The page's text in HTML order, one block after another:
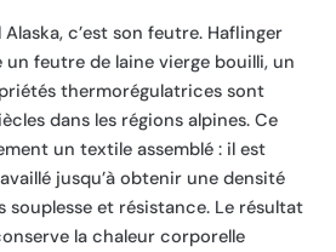
c’est son feutre. Haflinger
feutre de laine vierge bouilli, un
thermorégulatrices sont
dans les régions alpines. Ce
un textile assemblé : il est
jusqu’à obtenir une densité
souplesse et résistance. Le résultat
la chaleur corporelle